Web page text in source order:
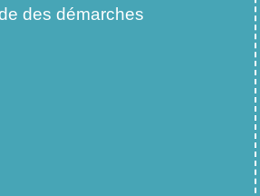
des démarches